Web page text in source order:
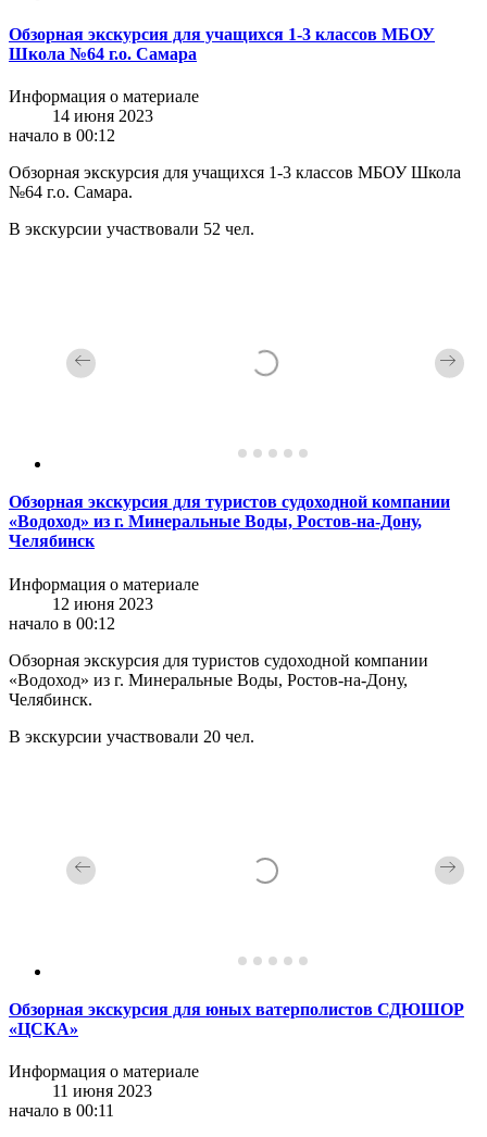
Обзорная экскурсия для учащихся 1-3 классов МБОУ
Школа №64 г.о. Самара
Информация о материале
14 июня 2023
начало в 00:12
Обзорная экскурсия для учащихся 1-3 классов МБОУ Школа
№64 г.о. Самара.
В экскурсии участвовали 52 чел.
Обзорная экскурсия для туристов судоходной компании
«Водоход» из г. Минеральные Воды, Ростов-на-Дону,
Челябинск
Информация о материале
12 июня 2023
начало в 00:12
Обзорная экскурсия для туристов судоходной компании
«Водоход» из г. Минеральные Воды, Ростов-на-Дону,
Челябинск.
В экскурсии участвовали 20 чел.
Обзорная экскурсия для юных ватерполистов СДЮШОР
«ЦСКА»
Информация о материале
11 июня 2023
начало в 00:11